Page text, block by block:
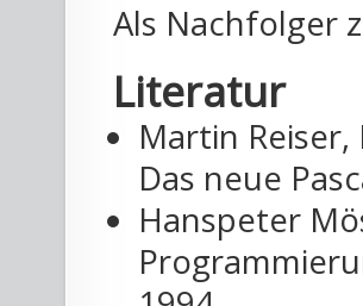
Als Nachfolger
Literatur
Martin
Das neue
Hanspeter